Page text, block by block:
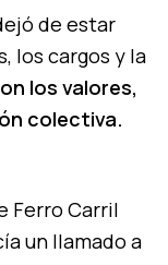
de estar
los cargos y la
los valores,
colectiva.
Ferro Carril
un llamado a